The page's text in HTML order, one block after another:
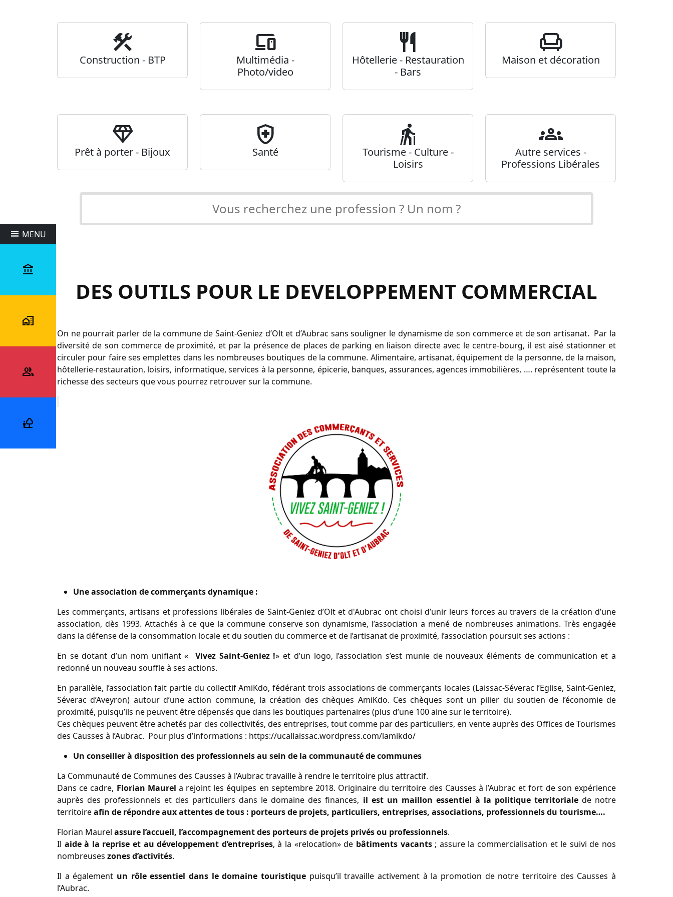
reorder MENU
account_balance
maps_home_work
quotidien
people_alt Démarches
nature_people
construction
Construction - BTP
devices
Multimédia -
Photo/video
restaurant
Hôtellerie - Restauration
- Bars
chair
Maison et décoration
diamond
Prêt à porter - Bijoux
health_and_safety
Santé
nordic_walking
Tourisme - Culture -
Loisirs
groups
Autre services -
Professions Libérales
DES OUTILS POUR LE DEVELOPPEMENT COMMERCIAL
On ne pourrait parler de la commune de Saint-Geniez d’Olt et d’Aubrac sans souligner le dynamisme de son commerce et de son artisanat. Par la
diversité de son commerce de proximité, et par la présence de places de parking en liaison directe avec le centre-bourg, il est aisé stationner et
circuler pour faire ses emplettes dans les nombreuses boutiques de la commune. Alimentaire, artisanat, équipement de la personne, de la maison,
hôtellerie-restauration, loisirs, informatique, services à la personne, épicerie, banques, assurances, agences immobilières, …. représentent toute la
richesse des secteurs que vous pourrez retrouver sur la commune.
Une association de commerçants dynamique :
Les commerçants, artisans et professions libérales de Saint-Geniez d’Olt et d'Aubrac ont choisi d’unir leurs forces au travers de la création d’une
association, dès 1993. Attachés à ce que la commune conserve son dynamisme, l’association a mené de nombreuses animations. Très engagée
dans la défense de la consommation locale et du soutien du commerce et de l’artisanat de proximité, l’association poursuit ses actions :
En se dotant d’un nom unifiant «
Vivez Saint-Geniez !» et d’un logo, l’association s’est munie de nouveaux éléments de communication et a
redonné un nouveau souffle à ses actions.
En parallèle, l’association fait partie du collectif AmiKdo, fédérant trois associations de commerçants locales (Laissac-Séverac l’Eglise, Saint-Geniez,
Séverac d’Aveyron) autour d’une action commune, la création des chèques AmiKdo. Ces chèques sont un pilier du soutien de l’économie de
proximité, puisqu’ils ne peuvent être dépensés que dans les boutiques partenaires (plus d’une 100 aine sur le territoire).
Ces chèques peuvent être achetés par des collectivités, des entreprises, tout comme par des particuliers, en vente auprès des Offices de Tourismes
des Causses à l’Aubrac. Pour plus d’informations : https://ucallaissac.wordpress.com/lamikdo/
Un conseiller à disposition des professionnels au sein de la communauté de communes
La Communauté de Communes des Causses à l’Aubrac travaille à rendre le territoire plus attractif.
Dans ce cadre, Florian Maurel a rejoint les équipes en septembre 2018. Originaire du territoire des Causses à l’Aubrac et fort de son expérience
auprès des professionnels et des particuliers dans le domaine des finances, il est un maillon essentiel à la politique territorialede notre
territoireafin de répondre aux attentes de tous : porteurs de projets, particuliers, entreprises, associations, professionnels du tourisme….
Florian Maurel assure l’accueil, l’accompagnement des porteurs de projets privés ou professionnels.
Il aide à la reprise et au développement d’entreprises, à la «relocation» de bâtiments vacants; assure la commercialisation et le suivi de nos
nombreuses zones d’activités.
Il a également un rôle essentiel dans le domaine touristique puisqu’il travaille activement à la promotion de notre territoire des Causses à
l’Aubrac.